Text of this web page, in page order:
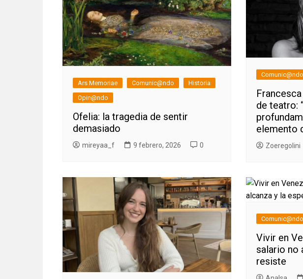
Ars Memoriae Comunic@ndo
Historia
Opin@ndo
Ofelia: la tragedia de sentir
demasiado
mireyaa_f 9 febrero, 2026 0
Comunic@ndo
de teatro:
elemento
Zoeregolini
Comunic@ndo
Vivir en
salario no
resiste